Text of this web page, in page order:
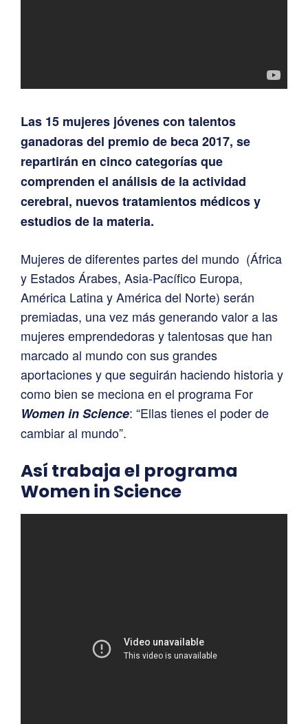
Las 15 mujeres jóvenes con talentos
ganadoras del premio de beca 2017, se
repartirán en cinco categorías que
comprenden el análisis de la actividad
cerebral, nuevos tratamientos médicos y
estudios de la materia.
Mujeres de diferentes partes del mundo (África
y Estados Árabes, Asia-Pacífico Europa,
América Latina y América del Norte) serán
premiadas, una vez más generando valor a las
mujeres emprendedoras y talentosas que han
marcado al mundo con sus grandes
aportaciones y que seguirán haciendo historia y
como bien se meciona en el programa For
Women in Science: “Ellas tienes el poder de
cambiar al mundo”.
Así trabaja el programa
Women in Science